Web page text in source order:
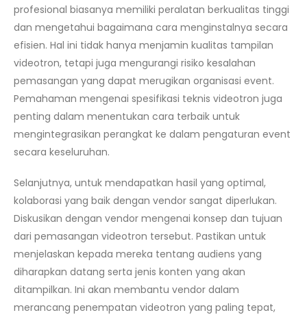
profesional biasanya memiliki peralatan berkualitas tinggi
dan mengetahui bagaimana cara menginstalnya secara
efisien. Hal ini tidak hanya menjamin kualitas tampilan
videotron, tetapi juga mengurangi risiko kesalahan
pemasangan yang dapat merugikan organisasi event.
Pemahaman mengenai spesifikasi teknis videotron juga
penting dalam menentukan cara terbaik untuk
mengintegrasikan perangkat ke dalam pengaturan event
secara keseluruhan.
Selanjutnya, untuk mendapatkan hasil yang optimal,
kolaborasi yang baik dengan vendor sangat diperlukan.
Diskusikan dengan vendor mengenai konsep dan tujuan
dari pemasangan videotron tersebut. Pastikan untuk
menjelaskan kepada mereka tentang audiens yang
diharapkan datang serta jenis konten yang akan
ditampilkan. Ini akan membantu vendor dalam
merancang penempatan videotron yang paling tepat,